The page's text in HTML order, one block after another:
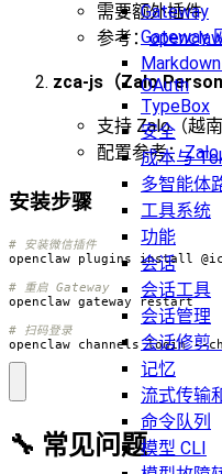
Gateway
Gateway
OAuth
TypeBox
安全
成本与
多智能体
工具系统
功能
会话
会话工具
会话管理
会话修剪
记忆
流式传输
命令队列
模型 CLI
需要额外插件
参考：
zca-js（Zalo
支持 Zalo（越南
配置参考：Zalo
安装步骤
# 安装微信插件
# 重启 Gateway
# 扫码登录
openclaw channels login --
🔧 常见问题